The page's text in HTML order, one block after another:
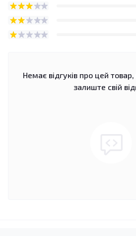
Немає відгуків про цей
залиште свій